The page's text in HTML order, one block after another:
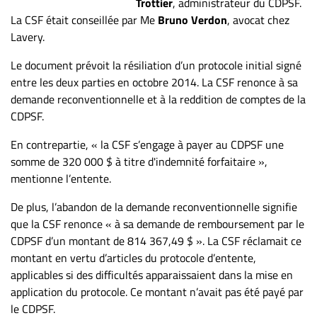
La CSF était conseillée par Me Bruno Verdon, avocat chez
Lavery.
Le document prévoit la résiliation d’un protocole initial signé
entre les deux parties en octobre 2014. La CSF renonce à sa
demande reconventionnelle et à la reddition de comptes de la
CDPSF.
En contrepartie, « la CSF s’engage à payer au CDPSF une
somme de 320 000 $ à titre d'indemnité forfaitaire »,
mentionne l’entente.
De plus, l’abandon de la demande reconventionnelle signifie
que la CSF renonce « à sa demande de remboursement par le
CDPSF d’un montant de 814 367,49 $ ». La CSF réclamait ce
montant en vertu d’articles du protocole d’entente,
applicables si des difficultés apparaissaient dans la mise en
application du protocole. Ce montant n’avait pas été payé par
le CDPSF.